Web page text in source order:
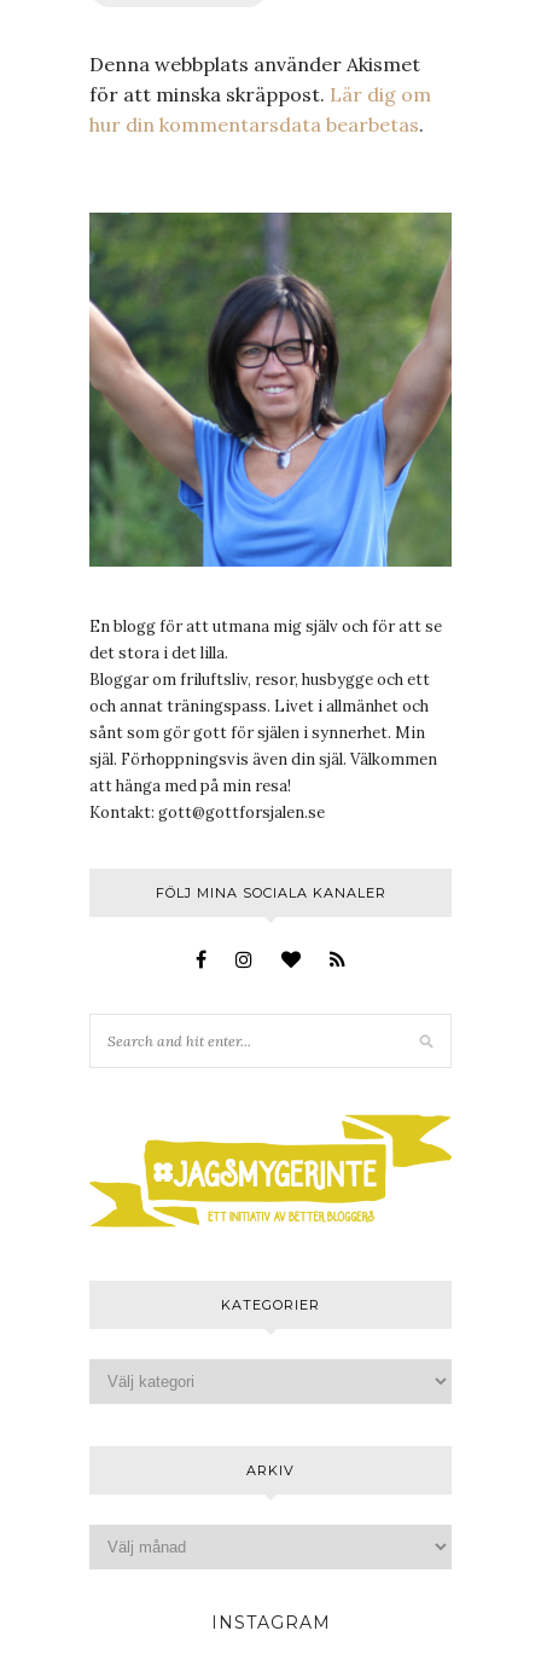
Denna webbplats använder Akismet
för att minska skräppost. Lär dig om
hur din kommentarsdata bearbetas.
En blogg för att utmana mig själv och för att se
det stora i det lilla.
Bloggar om friluftsliv, resor, husbygge och ett
och annat träningspass. Livet i allmänhet och
sånt som gör gott för själen i synnerhet. Min
själ. Förhoppningsvis även din själ. Välkommen
att hänga med på min resa!
Kontakt: gott@gottforsjalen.se
FÖLJ MINA SOCIALA KANALER
KATEGORIER
ARKIV
INSTAGRAM